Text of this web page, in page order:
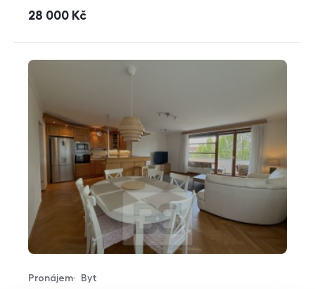
cena
28 000 Kč
Typ nabídky
Pronájem
Typ nemovitosti
Byt